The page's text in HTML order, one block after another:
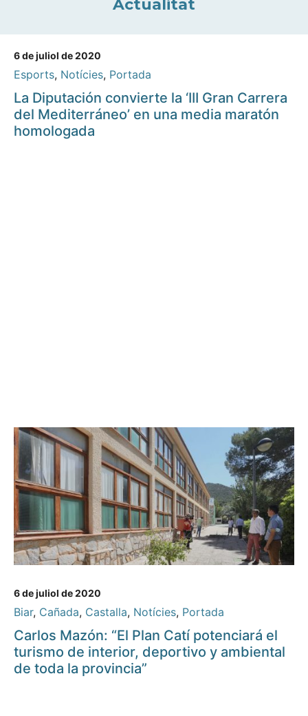
Actualitat
6 de juliol de 2020
Esports, Notícies, Portada
La Diputación convierte la ‘III Gran Carrera
del Mediterráneo’ en una media maratón
homologada
6 de juliol de 2020
Biar, Cañada, Castalla, Notícies, Portada
Carlos Mazón: “El Plan Catí potenciará el
turismo de interior, deportivo y ambiental
de toda la provincia”